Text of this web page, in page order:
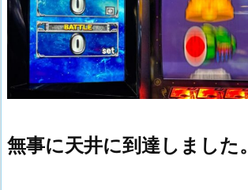
無事に天井に到達しました。